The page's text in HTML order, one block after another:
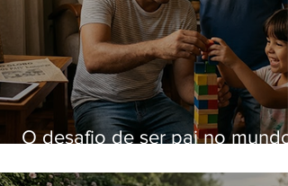
O desafio de ser pai no mundo